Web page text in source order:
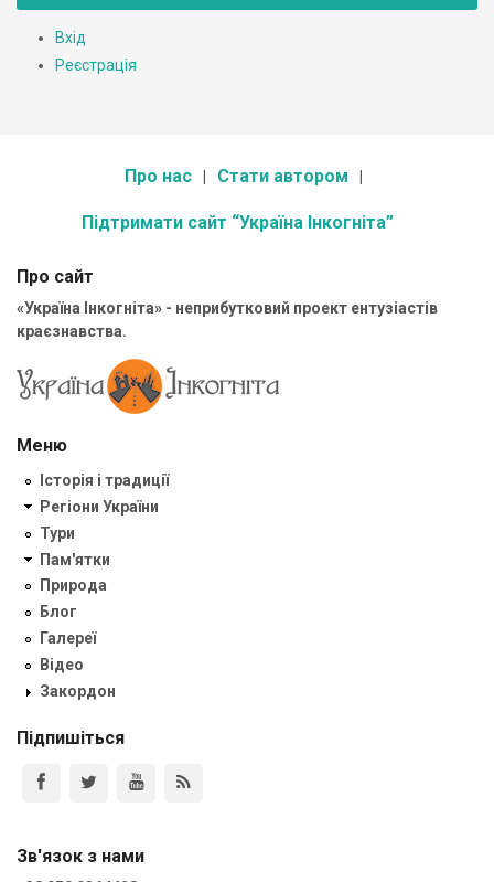
Вхід
Реєстрація
Про нас Стати автором
Підтримати сайт “Україна Інкогніта”
Про сайт
«Україна Інкогніта» - неприбутковий проект ентузіастів
краєзнавства.
Меню
Історія і традиції
Регіони України
Тури
Пам'ятки
Природа
Блог
Галереї
Відео
Закордон
Підпишіться
Зв'язок з нами